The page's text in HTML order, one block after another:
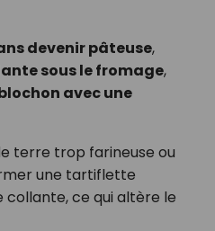
devenir pâteuse,
sous le fromage,
avec une
terre trop farineuse ou
une tartiflette
collante, ce qui altère le